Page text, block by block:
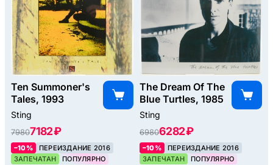
Ten Summoner's
Tales, 1993
Sting
79807182 ₽
–10%
ПЕРЕИЗДАНИЕ 2016
ЗАПЕЧАТАН
ПОПУЛЯРНО
The Dream Of The
Blue Turtles, 1985
Sting
69806282 ₽
–10%
ПЕРЕИЗДАНИЕ 2016
ЗАПЕЧАТАН
ПОПУЛЯРНО